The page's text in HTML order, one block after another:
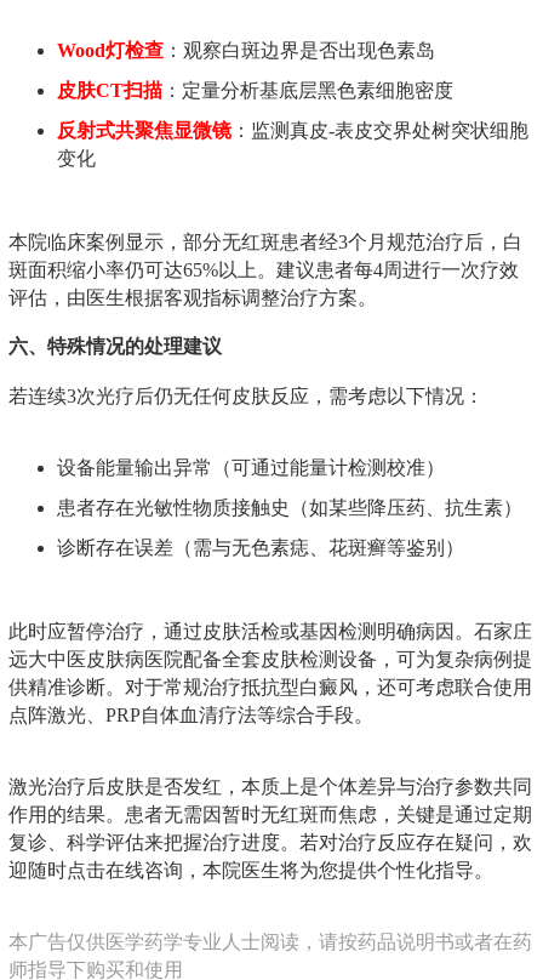
Wood灯检查 ：观察白斑边界是否出现色素岛
皮肤CT扫描 ：定量分析基底层黑色素细胞密度
反射式共聚焦显微镜：监测真皮-表皮交界处树突状细胞
变化
本院临床案例显示，部分无红斑患者经3个月规范治疗后，白
斑面积缩小率仍可达65%以上。建议患者每4周进行一次疗效
评估，由医生根据客观指标调整治疗方案。
六、特殊情况的处理建议
若连续3次光疗后仍无任何皮肤反应，需考虑以下情况：
设备能量输出异常（可通过能量计检测校准）
患者存在光敏性物质接触史（如某些降压药、抗生素）
诊断存在误差（需与无色素痣、花斑癣等鉴别）
此时应暂停治疗，通过皮肤活检或基因检测明确病因。石家庄
远大中医皮肤病医院配备全套皮肤检测设备，可为复杂病例提
供精准诊断。对于常规治疗抵抗型白癜风，还可考虑联合使用
点阵激光、PRP自体血清疗法等综合手段。
激光治疗后皮肤是否发红，本质上是个体差异与治疗参数共同
作用的结果。患者无需因暂时无红斑而焦虑，关键是通过定期
复诊、科学评估来把握治疗进度。若对治疗反应存在疑问，欢
迎随时点击在线咨询，本院医生将为您提供个性化指导。
本广告仅供医学药学专业人士阅读，请按药品说明书或者在药
师指导下购买和使用